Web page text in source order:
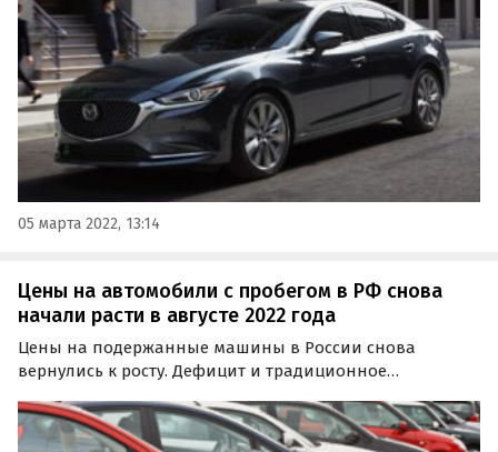
поэтому узнать их пока можно только у дилеров.
05 марта 2022, 13:14
Цены на автомобили с пробегом в РФ снова
начали расти в августе 2022 года
Цены на подержанные машины в России снова
вернулись к росту. Дефицит и традиционное
подняли их на несколько процентов, пишет
«Коммерсантъ» со ссылкой на аналитиков,